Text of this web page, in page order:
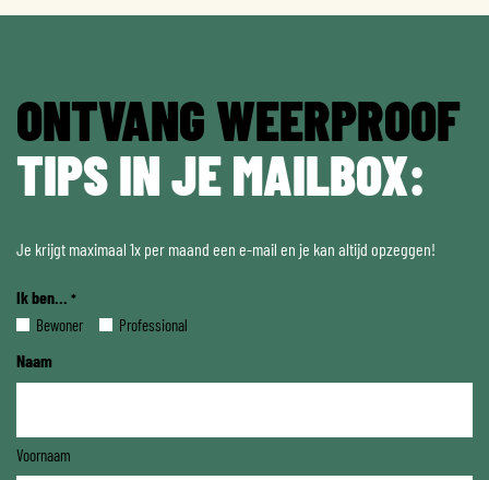
ONTVANG WEERPROOF
TIPS IN JE MAILBOX:
Je krijgt maximaal 1x per maand een e-mail en je kan altijd opzeggen!
Ik ben... *
Bewoner Professional
Naam
Voornaam